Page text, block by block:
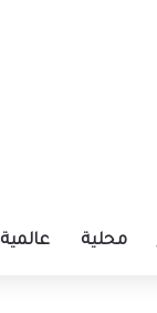
محلية عالمية